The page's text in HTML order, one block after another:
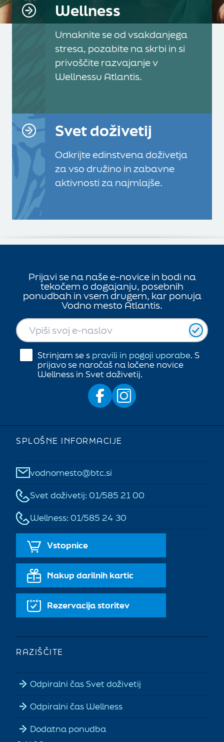
Wellness
Umaknite se od vsakdanjega
stresa, pozabite na skrbi in si
privoščite razvajanje v
Wellnessu Atlantis.
Svet doživetij
Odkrijte edinstvena doživetja
za vso družino in zabavne
aktivnosti za najmlajše.
Prijavi se na naše e-novice in bodi na
tekočem o dogajanju, posebnih
ponudbah in vsem drugem, kar ponuja
Vodno mesto Atlantis.
Strinjam se s pravili in pogoji uporabe. S
prijavo se naročaš na ločene novice
Wellness in Svet doživetij.
SPLOŠNE INFORMACIJE
vodnomesto@btc.si
Svet doživetij: 01/585 21 00
Wellness: 01/585 24 30
Vstopnice
Nakup darilnih kartic
Rezervacija storitev
RAZIŠČITE
Odpiralni čas Svet doživetij
Odpiralni čas Wellness
Dodatna ponudba
politiko piškotkov
Nastavitve